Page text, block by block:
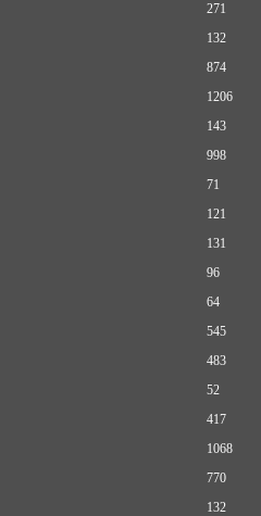
271
132
874
1206
143
998
71
121
131
96
64
545
483
52
417
1068
770
132